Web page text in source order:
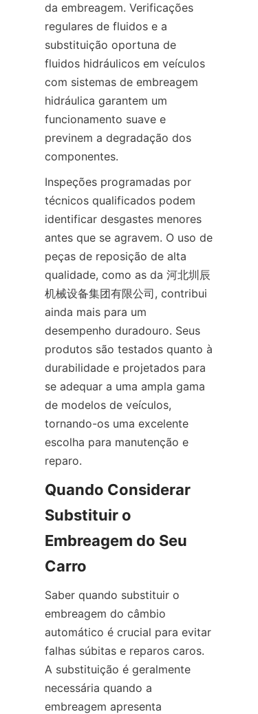
da embreagem. Verificações
regulares de fluidos e a
substituição oportuna de
fluidos hidráulicos em veículos
com sistemas de embreagem
hidráulica garantem um
funcionamento suave e
previnem a degradação dos
componentes.
Inspeções programadas por
técnicos qualificados podem
identificar desgastes menores
antes que se agravem. O uso de
peças de reposição de alta
qualidade, como as da 河北圳辰
机械设备集团有限公司, contribui
ainda mais para um
desempenho duradouro. Seus
produtos são testados quanto à
durabilidade e projetados para
se adequar a uma ampla gama
de modelos de veículos,
tornando-os uma excelente
escolha para manutenção e
reparo.
Quando Considerar
Substituir o
Embreagem do Seu
Carro
Saber quando substituir o
embreagem do câmbio
automático é crucial para evitar
falhas súbitas e reparos caros.
A substituição é geralmente
necessária quando a
embreagem apresenta